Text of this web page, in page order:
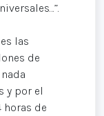
las
de
y por el
horas de